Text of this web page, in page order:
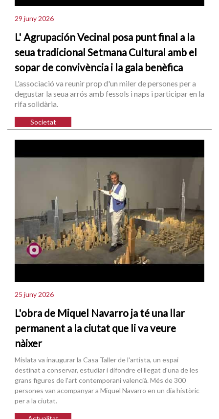
29 juny 2026
L' Agrupación Vecinal posa punt final a la
seua tradicional Setmana Cultural amb el
sopar de convivència i la gala benèfica
L'associació va reunir prop d'un miler de persones per a
degustar la seua arrós amb fessols i naps i participar en la
rifa solidària.
Societat
25 juny 2026
L'obra de Miquel Navarro ja té una llar
permanent a la ciutat que li va veure
nàixer
Mislata va inaugurar la Casa Taller de l'artista, un espai
destinat a conservar, estudiar i difondre el llegat d'una de les
grans figures de l'art contemporani valencià. Més de 300
persones van acompanyar a Miquel Navarro en un dia històric
per a la ciutat.